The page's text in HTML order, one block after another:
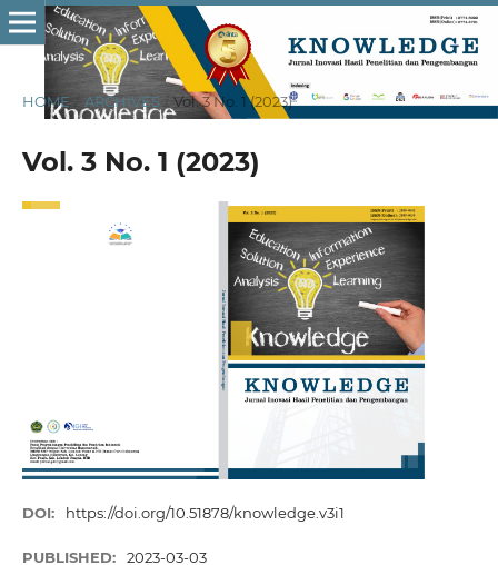
HOME ARCHIVES / Vol. 3 No. 1 (2023)
Vol. 3 No. 1 (2023)
DOI: https://doi.org/10.51878/knowledge.v3i1
PUBLISHED: 2023-03-03